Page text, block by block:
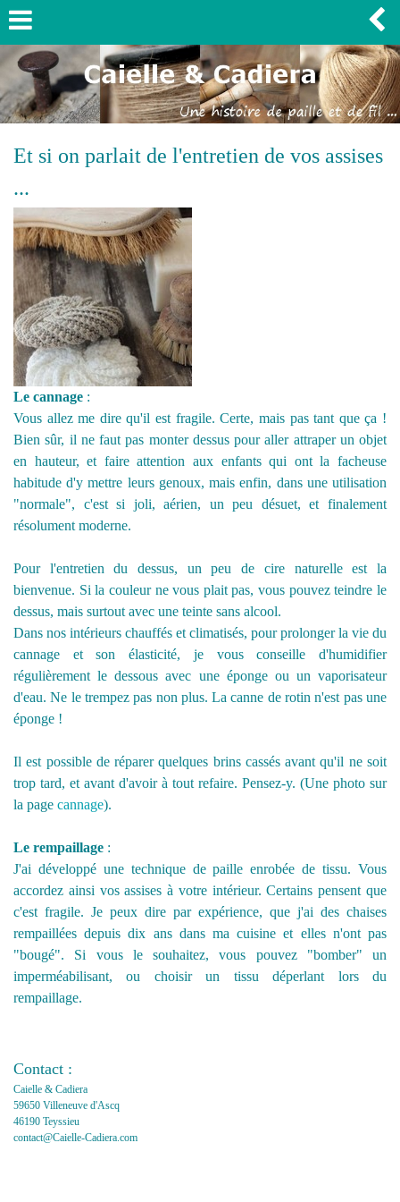
Et si on parlait de l'entretien de vos assises
...
Le cannage :
Vous allez me dire qu'il est fragile. Certe, mais pas tant que ça !
Bien sûr, il ne faut pas monter dessus pour aller attraper un objet
en hauteur, et faire attention aux enfants qui ont la facheuse
habitude d'y mettre leurs genoux, mais enfin, dans une utilisation
"normale", c'est si joli, aérien, un peu désuet, et finalement
résolument moderne.
Pour l'entretien du dessus, un peu de cire naturelle est la
bienvenue. Si la couleur ne vous plait pas, vous pouvez teindre le
dessus, mais surtout avec une teinte sans alcool.
Dans nos intérieurs chauffés et climatisés, pour prolonger la vie du
cannage et son élasticité, je vous conseille d'humidifier
régulièrement le dessous avec une éponge ou un vaporisateur
d'eau. Ne le trempez pas non plus. La canne de rotin n'est pas une
éponge !
Il est possible de réparer quelques brins cassés avant qu'il ne soit
trop tard, et avant d'avoir à tout refaire. Pensez-y. (Une photo sur
la page cannage).
Le rempaillage :
J'ai développé une technique de paille enrobée de tissu. Vous
accordez ainsi vos assises à votre intérieur. Certains pensent que
c'est fragile. Je peux dire par expérience, que j'ai des chaises
rempaillées depuis dix ans dans ma cuisine et elles n'ont pas
"bougé". Si vous le souhaitez, vous pouvez "bomber" un
imperméabilisant, ou choisir un tissu déperlant lors du
rempaillage.
Contact :
Caielle & Cadiera
59650 Villeneuve d'Ascq
46190 Teyssieu
contact@Caielle-Cadiera.com